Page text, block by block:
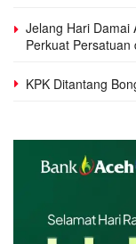
Jelang Hari Damai
Perkuat Persatuan
KPK Ditantang